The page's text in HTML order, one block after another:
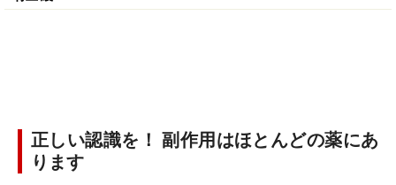
正しい認識を！ 副作用はほとんどの薬にあ
ります